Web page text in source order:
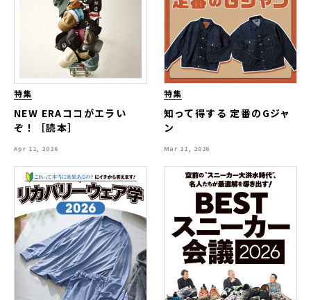
特集
NEW ERAココがエラい
ぞ！［読本］
Apr 11, 2026
特集
知って得する 定番のGジャ
ン
Mar 11, 2026